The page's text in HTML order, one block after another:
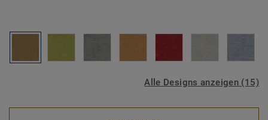
Alle Designs anzeigen (15)